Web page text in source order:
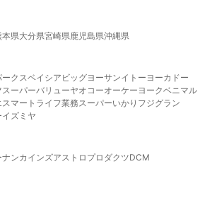
本県大分県宮崎県 鹿児島県沖縄県
クスベイシア ビッグヨーサンイトーヨーカドー
スーパーバリューヤオコーオーケー ヨークベニマル
スマート ライフ業務スーパーいかり フジグラン
イズミヤ
ナンカインズアストロプロダクツDCM